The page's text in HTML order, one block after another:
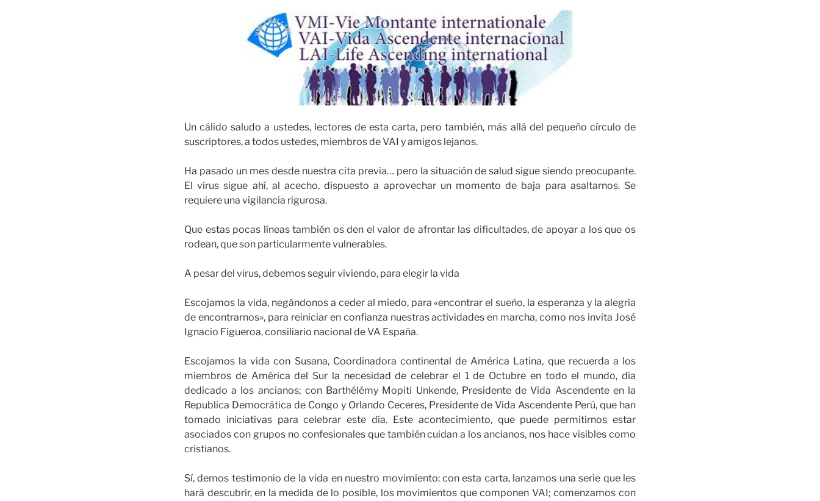
Un cálido saludo a ustedes, lectores de esta carta, pero también, más allá del pequeño círculo de
suscriptores, a todos ustedes, miembros de VAI y amigos lejanos.
Ha pasado un mes desde nuestra cita previa… pero la situación de salud sigue siendo preocupante.
El virus sigue ahí, al acecho, dispuesto a aprovechar un momento de baja para asaltarnos. Se
requiere una vigilancia rigurosa.
Que estas pocas líneas también os den el valor de afrontar las dificultades, de apoyar a los que os
rodean, que son particularmente vulnerables.
A pesar del virus, debemos seguir viviendo, para elegir la vida
Escojamos la vida, negándonos a ceder al miedo, para «encontrar el sueño, la esperanza y la alegría
de encontrarnos», para reiniciar en confianza nuestras actividades en marcha, como nos invita José
Ignacio Figueroa, consiliario nacional de VA España.
Escojamos la vida con Susana, Coordinadora continental de América Latina, que recuerda a los
miembros de América del Sur la necesidad de celebrar el 1 de Octubre en todo el mundo, día
dedicado a los ancianos; con Barthélémy Mopiti Unkende, Presidente de Vida Ascendente en la
Republica Democrática de Congo y Orlando Ceceres, Presidente de Vida Ascendente Perú, que han
tomado iniciativas para celebrar este día. Este acontecimiento, que puede permitirnos estar
asociados con grupos no confesionales que también cuidan a los ancianos, nos hace visibles como
cristianos.
Sí, demos testimonio de la vida en nuestro movimiento: con esta carta, lanzamos una serie que les
hará descubrir, en la medida de lo posible, los movimientos que componen VAI; comenzamos con